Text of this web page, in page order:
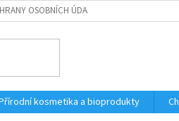
OSOBNÍCH ÚDAJŮ
kosmetika a bioprodukty